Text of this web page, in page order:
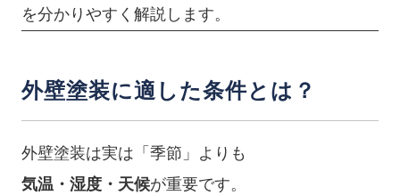
を分かりやすく解説します。
外壁塗装に適した条件とは？
外壁塗装は実は「季節」よりも
気温・湿度・天候が重要です。